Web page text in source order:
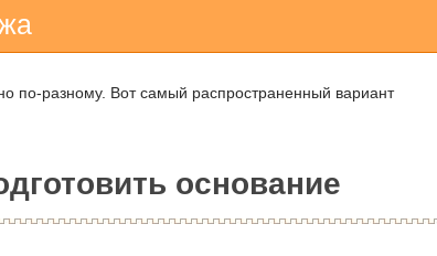
по-разному. Вот самый распространенный вариант
основание